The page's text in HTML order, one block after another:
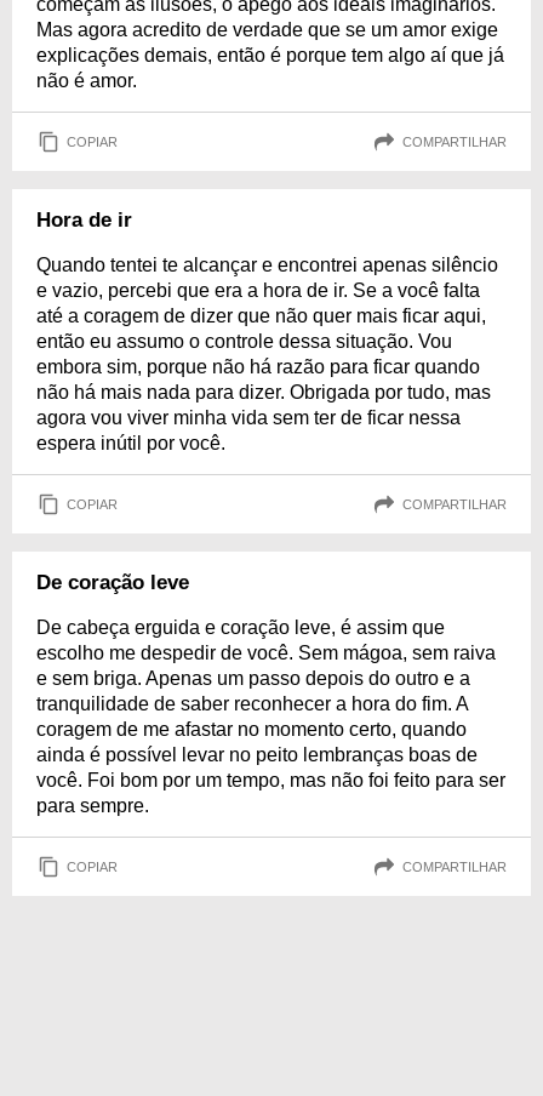
começam as ilusões, o apego aos ideais imaginários.
Mas agora acredito de verdade que se um amor exige
explicações demais, então é porque tem algo aí que já
não é amor.
COPIAR COMPARTILHAR
Hora de ir
Quando tentei te alcançar e encontrei apenas silêncio
e vazio, percebi que era a hora de ir. Se a você falta
até a coragem de dizer que não quer mais ficar aqui,
então eu assumo o controle dessa situação. Vou
embora sim, porque não há razão para ficar quando
não há mais nada para dizer. Obrigada por tudo, mas
agora vou viver minha vida sem ter de ficar nessa
espera inútil por você.
COPIAR COMPARTILHAR
De coração leve
De cabeça erguida e coração leve, é assim que
escolho me despedir de você. Sem mágoa, sem raiva
e sem briga. Apenas um passo depois do outro e a
tranquilidade de saber reconhecer a hora do fim. A
coragem de me afastar no momento certo, quando
ainda é possível levar no peito lembranças boas de
você. Foi bom por um tempo, mas não foi feito para ser
para sempre.
COPIAR COMPARTILHAR